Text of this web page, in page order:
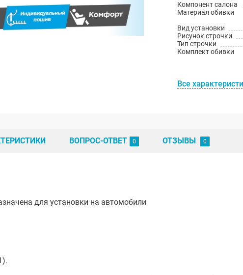
Компонент салона
Материал обивки
Вид установки
Рисунок строчки
Тип строчки
Комплект обивки
Все
ВОПРОС-ОТВЕТ ОТЗЫВЫ
для установки на автомобили